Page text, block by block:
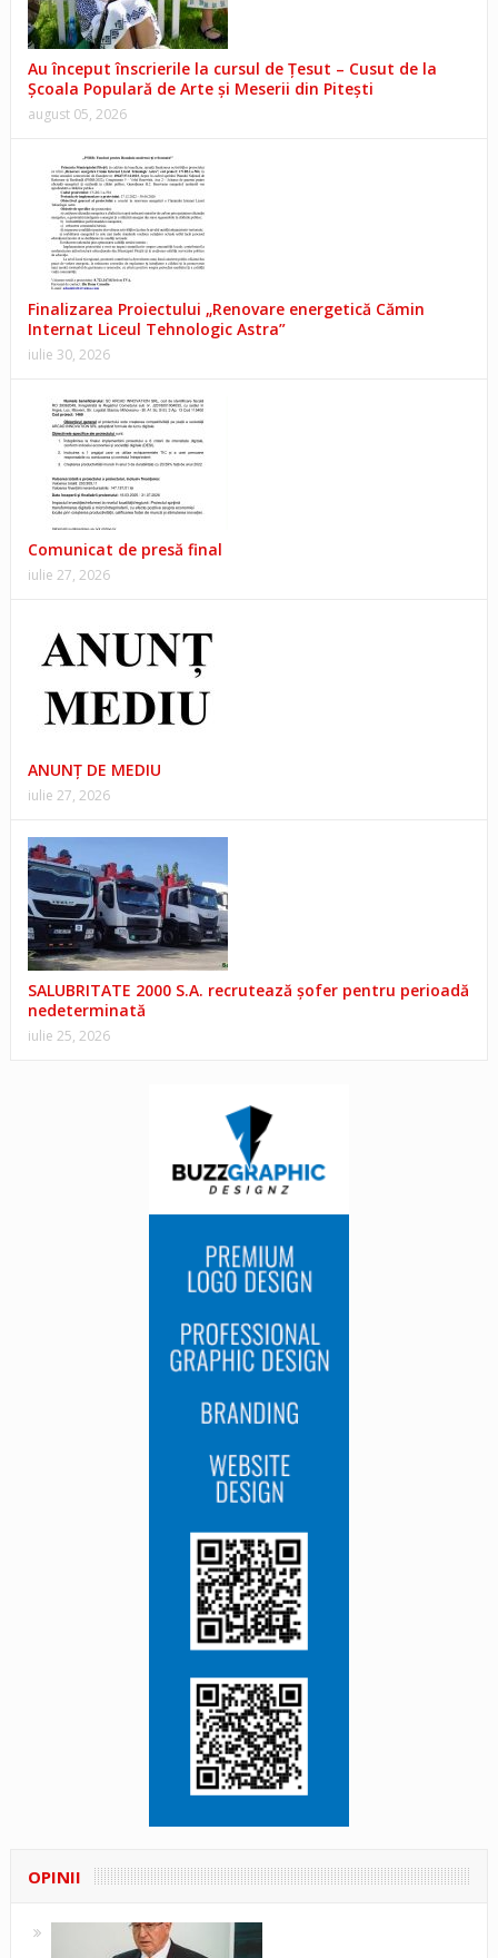
Au început înscrierile la cursul de Țesut – Cusut de la
Școala Populară de Arte și Meserii din Pitești
august 05, 2026
Finalizarea Proiectului „Renovare energetică Cămin
Internat Liceul Tehnologic Astra”
iulie 30, 2026
Comunicat de presă final
iulie 27, 2026
ANUNŢ DE MEDIU
iulie 27, 2026
SALUBRITATE 2000 S.A. recrutează șofer pentru perioadă
nedeterminată
iulie 25, 2026
OPINII